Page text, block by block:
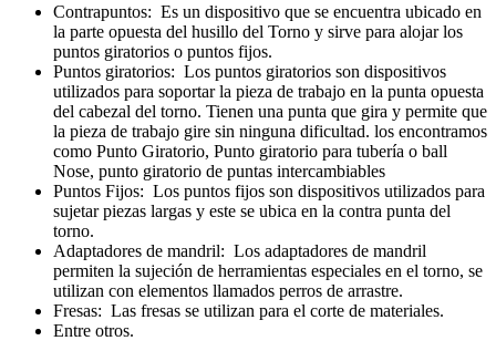
Contrapuntos: Es un dispositivo que se encuentra ubicado en
la parte opuesta del husillo del Torno y sirve para alojar los
puntos giratorios o puntos fijos.
Puntos giratorios: Los puntos giratorios son dispositivos
utilizados para soportar la pieza de trabajo en la punta opuesta
del cabezal del torno. Tienen una punta que gira y permite que
la pieza de trabajo gire sin ninguna dificultad. los encontramos
como Punto Giratorio, Punto giratorio para tuberí­a o ball
Nose, punto giratorio de puntas intercambiables
Puntos Fijos: Los puntos fijos son dispositivos utilizados para
sujetar piezas largas y este se ubica en la contra punta del
torno.
Adaptadores de mandril: Los adaptadores de mandril
permiten la sujeción de herramientas especiales en el torno, se
utilizan con elementos llamados perros de arrastre.
Fresas: Las fresas se utilizan para el corte de materiales.
Entre otros.